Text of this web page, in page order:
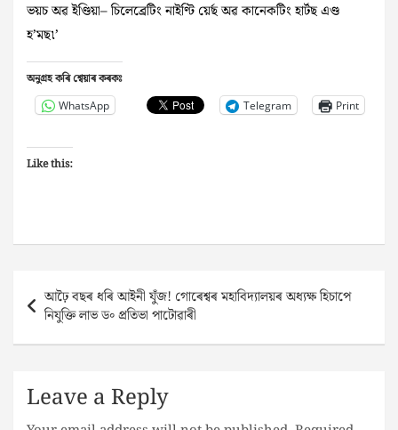
ভয়চ অৱ ইণ্ডিয়া– চিলেব্ৰেটিং নাইণ্টি য়েৰ্ছ অৱ কানেকটিং হাৰ্টছ এণ্ড
হ’মছ৷’
অনুগ্ৰহ কৰি শ্বেয়াৰ কৰকঃ
WhatsApp Telegram Print
Like this:
Post
navigation
আঢ়ৈ বছৰ ধৰি আইনী যুঁজ! গোৰেশ্বৰ মহাবিদ্যালয়ৰ অধ্যক্ষ হিচাপে
নিযুক্তি লাভ ড৹ প্ৰতিভা পাটোৱাৰী
Leave a Reply